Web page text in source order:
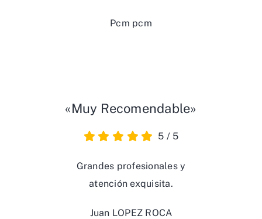
Pcm pcm
«Muy Recomendable»
5 / 5
Grandes profesionales y
atención exquisita.
Juan LOPEZ ROCA